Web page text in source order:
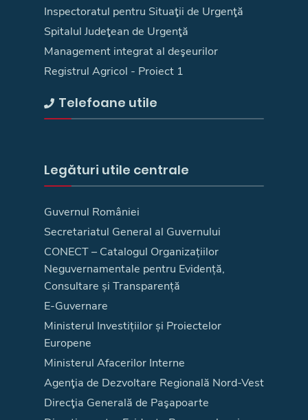
Inspectoratul pentru Situaţii de Urgenţă
Spitalul Judeţean de Urgenţă
Management integrat al deşeurilor
Registrul Agricol - Proiect 1
Telefoane utile
Legături utile centrale
Guvernul României
Secretariatul General al Guvernului
CONECT – Catalogul Organizațiilor
Neguvernamentale pentru Evidență,
Consultare și Transparență
E-Guvernare
Ministerul Investițiilor și Proiectelor
Europene
Ministerul Afacerilor Interne
Agenţia de Dezvoltare Regională Nord-Vest
Direcţia Generală de Paşapoarte